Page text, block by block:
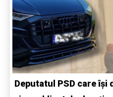
Deputatul PSD care își